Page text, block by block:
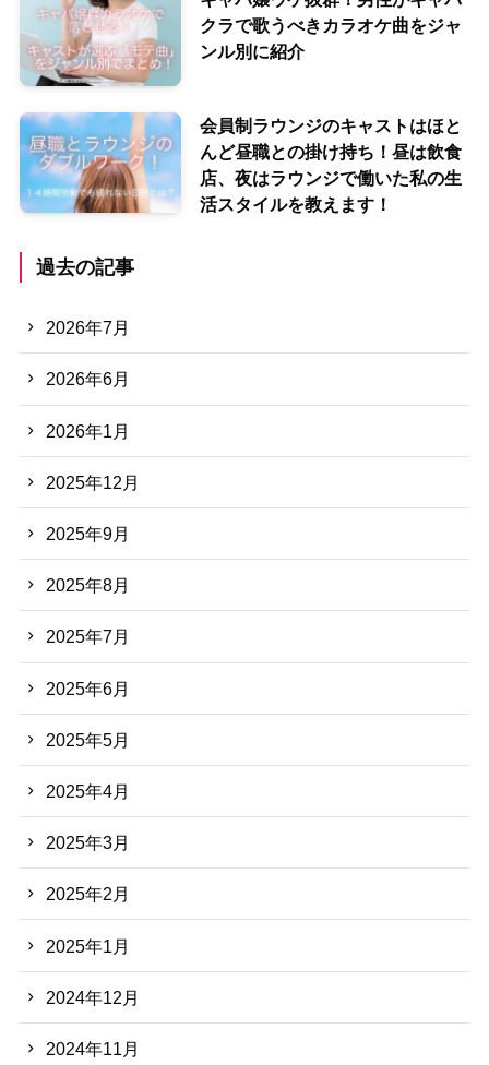
クラで歌うべきカラオケ曲をジャ
ンル別に紹介
会員制ラウンジのキャストはほと
んど昼職との掛け持ち！昼は飲食
店、夜はラウンジで働いた私の生
活スタイルを教えます！
過去の記事
2026年7月
2026年6月
2026年1月
2025年12月
2025年9月
2025年8月
2025年7月
2025年6月
2025年5月
2025年4月
2025年3月
2025年2月
2025年1月
2024年12月
2024年11月